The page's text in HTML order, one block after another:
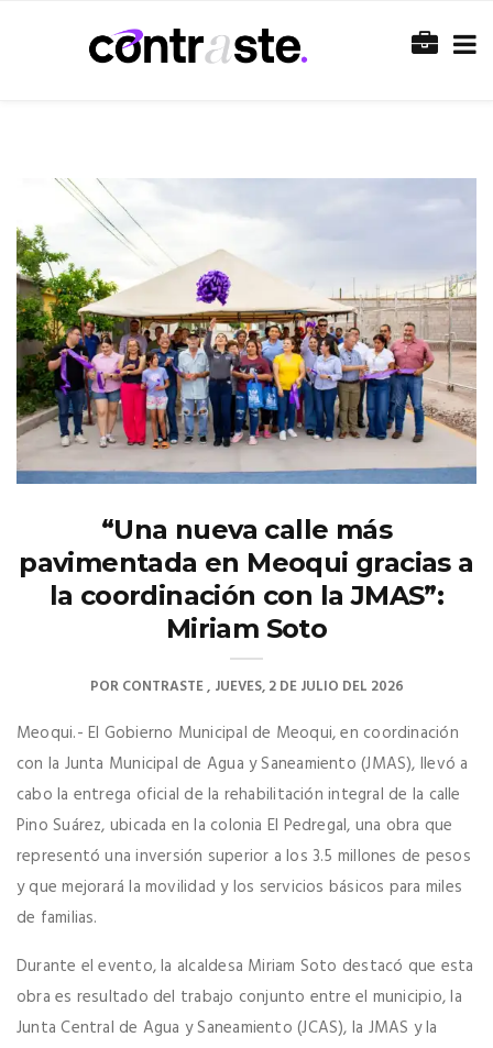
“Una nueva calle más
pavimentada en Meoqui gracias a
la coordinación con la JMAS”:
Miriam Soto
PORCONTRASTE JUEVES, 2 DE JULIO DEL 2026
Meoqui.- El Gobierno Municipal de Meoqui, en coordinación
con la Junta Municipal de Agua y Saneamiento (JMAS), llevó a
cabo la entrega oficial de la rehabilitación integral de la calle
Pino Suárez, ubicada en la colonia El Pedregal, una obra que
representó una inversión superior a los 3.5 millones de pesos
y que mejorará la movilidad y los servicios básicos para miles
de familias.
Durante el evento, la alcaldesa Miriam Soto destacó que esta
obra es resultado del trabajo conjunto entre el municipio, la
Junta Central de Agua y Saneamiento (JCAS), la JMAS y la